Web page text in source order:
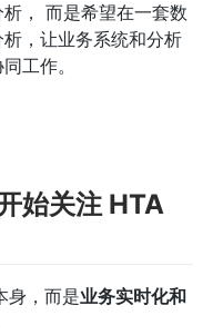
， 而是希望在一套数
，让业务系统和分析
工作。
始关注 HTA
身，而是业务实时化和